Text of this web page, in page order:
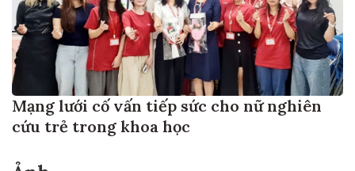
Mạng lưới cố vấn tiếp sức cho nữ nghiên
cứu trẻ trong khoa học